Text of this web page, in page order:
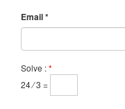
Email*
Solve :*
24 ⁄ 3 =